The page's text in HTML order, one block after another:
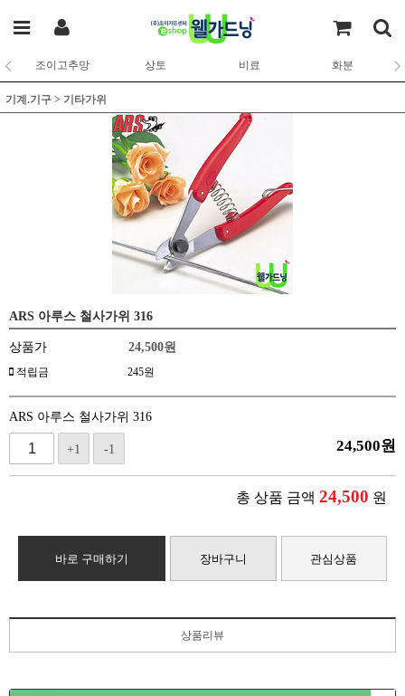
조이고추망 상토 비료 화분
기계.기구 > 기타가위
ARS 아루스 철사가위 316
상품가 24,500원
적립금 245원
ARS 아루스 철사가위 316
+1 -1 24,500원
총 상품 금액 24,500 원
바로 구매하기 장바구니 관심상품
상품리뷰